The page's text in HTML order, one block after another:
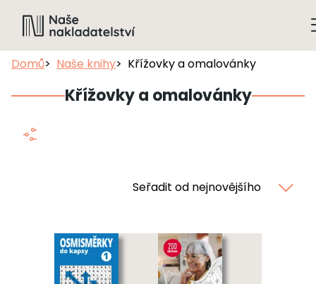
Domů Naše knihy Křížovky a omalovánky
Křížovky a omalovánky
Seřadit od nejnovějšího